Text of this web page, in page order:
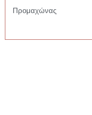
Προμαχώνας